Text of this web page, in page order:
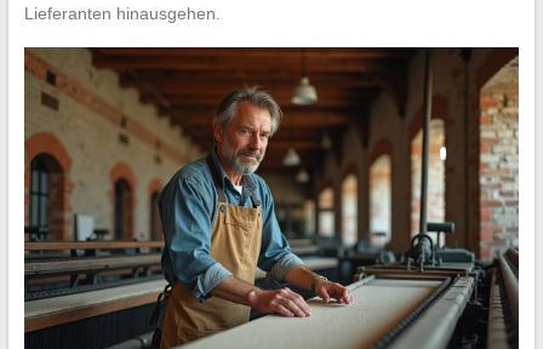
Lieferanten hinausgehen.